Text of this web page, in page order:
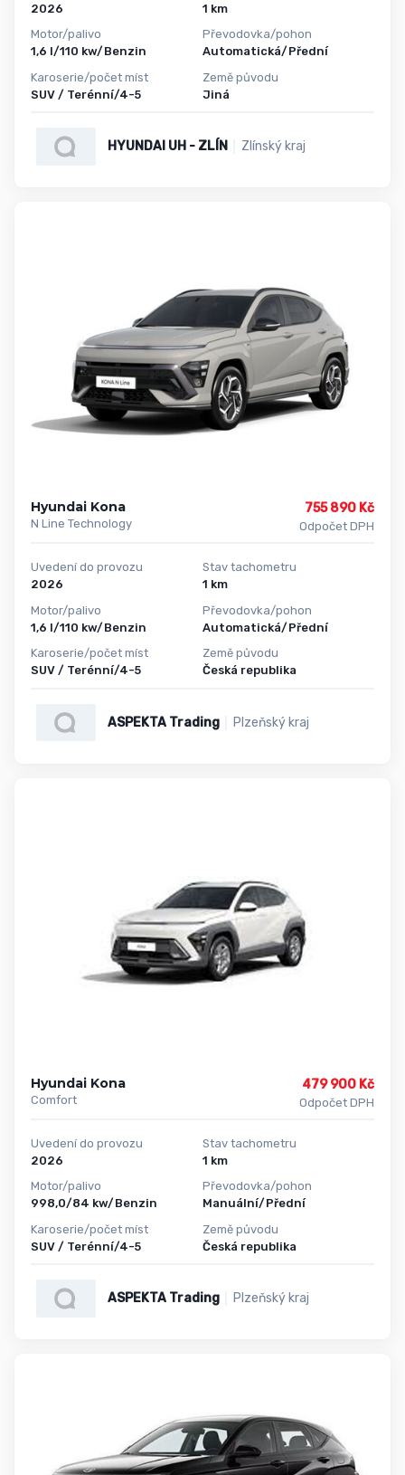
2026
Motor/palivo
1,6 l/110 kw/Benzin
Karoserie/počet míst
SUV / Terénní/4-5
1 km
Převodovka/pohon
Automatická/Přední
Země původu
Jiná
HYUNDAI UH - ZLÍN Zlínský kraj
Hyundai Kona
N Line Technology
755 890 Kč
Odpočet DPH
Uvedení do provozu
2026
Motor/palivo
1,6 l/110 kw/Benzin
Karoserie/počet míst
SUV / Terénní/4-5
Stav tachometru
1 km
Převodovka/pohon
Automatická/Přední
Země původu
Česká republika
ASPEKTA Trading Plzeňský kraj
Hyundai Kona
Comfort
479 900 Kč
Odpočet DPH
Uvedení do provozu
2026
Motor/palivo
998,0/84 kw/Benzin
Karoserie/počet míst
SUV / Terénní/4-5
Stav tachometru
1 km
Převodovka/pohon
Manuální/Přední
Země původu
Česká republika
ASPEKTA Trading Plzeňský kraj